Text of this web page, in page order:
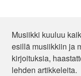
Musiikki kuuluu
esillä musiikkiin ja
kirjoituksia,
lehden artikkeleita.